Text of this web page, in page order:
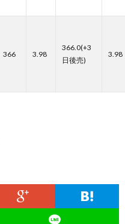
366 3.98
366.0(+3
日後売)
3.98